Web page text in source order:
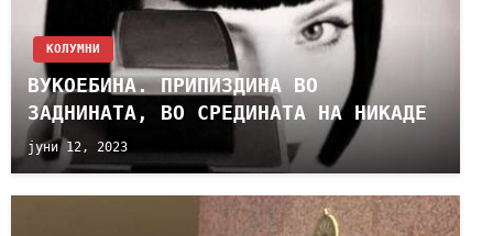
KОЛУМНИ
ВУКОЕБИНА. ПРИПИЗДИНА ВО
ЗАДНИНАТА, ВО СРЕДИНАТА НА НИКАДЕ
јуни 12, 2023